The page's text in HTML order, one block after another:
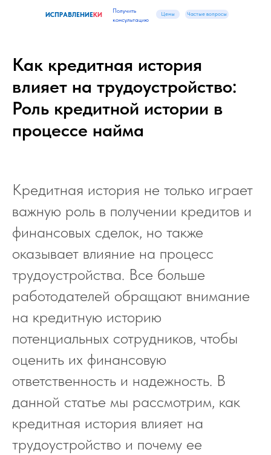
ИСПРАВЛЕНИЕКИ Цены Частые вопросы
Получить
консультацию
Как кредитная история
влияет на трудоустройство:
Роль кредитной истории в
процессе найма
Кредитная история не только играет
важную роль в получении кредитов и
финансовых сделок, но также
оказывает влияние на процесс
трудоустройства. Все больше
работодателей обращают внимание
на кредитную историю
потенциальных сотрудников, чтобы
оценить их финансовую
ответственность и надежность. В
данной статье мы рассмотрим, как
кредитная история влияет на
трудоустройство и почему ее